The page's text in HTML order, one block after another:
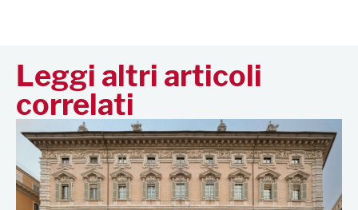
Leggi altri articoli
correlati